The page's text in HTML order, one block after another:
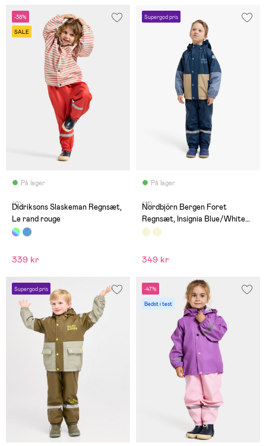
-38%
SALE
På lager
(0)
Didriksons Slaskeman Regnsæt,
Le rand rouge
339 kr
Supergod pris
På lager
(11)
Nordbjörn Bergen Foret
Regnsæt, Insignia Blue/White
Pepper
349 kr
Supergod pris -47%
Bedst i test